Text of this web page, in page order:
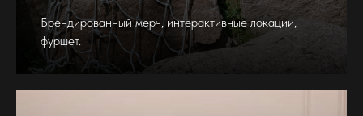
Брендированный мерч, интерактивные локации,
фуршет.